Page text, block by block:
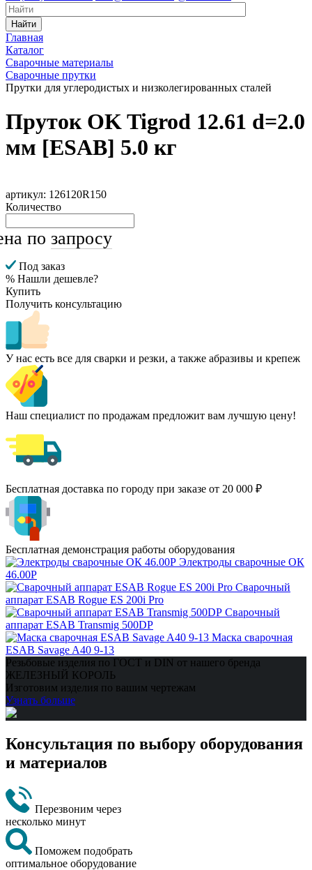
Найти
Главная
Каталог
Сварочные материалы
Сварочные прутки
Прутки для углеродистых и низколегированных сталей
Пруток OK Tigrod 12.61 d=2.0
мм [ESAB] 5.0 кг
артикул: 126120R150
Количество
по запросу
Под заказ
% Нашли дешевле?
Купить
Получить консультацию
У нас есть все для сварки и резки, а также абразивы и крепеж
Наш специалист по продажам предложит вам лучшую цену!
Бесплатная доставка по городу при заказе от 20 000 ₽
Бесплатная демонстрация работы оборудования
Электроды сварочные ОК
46.00Р
Сварочный
аппарат ESAB Rogue ES 200i Pro
Сварочный
аппарат ESAB Transmig 500DP
Маска сварочная
ESAB Savage A40 9-13
Резьбовые изделия по ГОСТ и DIN от нашего бренда
ЖЕЛЕЗНЫЙ КОРОЛЬ
Изготовим изделия по вашим чертежам
Узнать больше
Консультация по выбору оборудования
и материалов
Перезвоним через
несколько минут
Поможем подобрать
оптимальное оборудование